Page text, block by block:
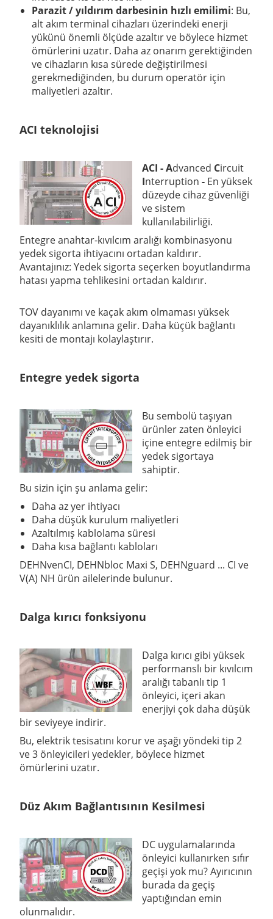
Parazit / yıldırım darbesinin hızlı emilimi: Bu,
alt akım terminal cihazları üzerindeki enerji
yükünü önemli ölçüde azaltır ve böylece hizmet
ömürlerini uzatır. Daha az onarım gerektiğinden
ve cihazların kısa sürede değiştirilmesi
gerekmediğinden, bu durum operatör için
maliyetleri azaltır.
ACI teknolojisi
ACI - Advanced Circuit
Interruption - En yüksek
düzeyde cihaz güvenliği
ve sistem
kullanılabilirliği.
Entegre anahtar-kıvılcım aralığı kombinasyonu
yedek sigorta ihtiyacını ortadan kaldırır.
Avantajınız: Yedek sigorta seçerken boyutlandırma
hatası yapma tehlikesini ortadan kaldırır.
TOV dayanımı ve kaçak akım olmaması yüksek
dayanıklılık anlamına gelir. Daha küçük bağlantı
kesiti de montajı kolaylaştırır.
Entegre yedek sigorta
Bu sembolü taşıyan
ürünler zaten önleyici
içine entegre edilmiş bir
yedek sigortaya
sahiptir.
Bu sizin için şu anlama gelir:
Daha az yer ihtiyacı
Daha düşük kurulum maliyetleri
Azaltılmış kablolama süresi
Daha kısa bağlantı kabloları
DEHNvenCI, DEHNbloc Maxi S, DEHNguard ... CI ve
V(A) NH ürün ailelerinde bulunur.
Dalga kırıcı fonksiyonu
Dalga kırıcı gibi yüksek
performanslı bir kıvılcım
aralığı tabanlı tip 1
önleyici, içeri akan
enerjiyi çok daha düşük
bir seviyeye indirir.
Bu, elektrik tesisatını korur ve aşağı yöndeki tip 2
ve 3 önleyicileri yedekler, böylece hizmet
ömürlerini uzatır.
Düz Akım Bağlantısının Kesilmesi
DC uygulamalarında
önleyici kullanırken sıfır
geçişi yok mu? Ayırıcının
burada da geçiş
yaptığından emin
olunmalıdır.